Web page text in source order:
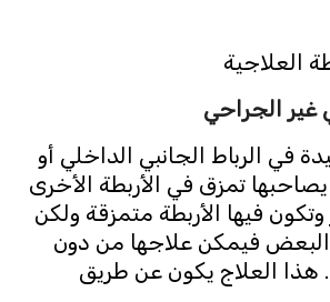
العلاجية
الجراحي
في الرباط الجانبي الداخلي أو
تمزق في الأربطة الأخرى
فيها الأربطة متمزقة ولكن
فيمكن علاجها من دون
العلاج يكون عن طريق